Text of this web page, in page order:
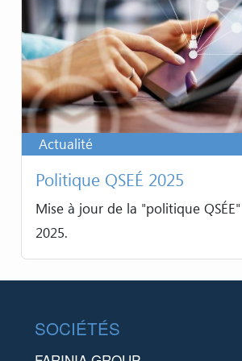
Actualité
Politique QSEÉ 2025
Mise à jour de la "politique
2025.
Footer
SOCIÉTÉS